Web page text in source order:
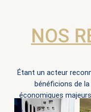
NOS
Étant un acteur
bénéficions de
économiques